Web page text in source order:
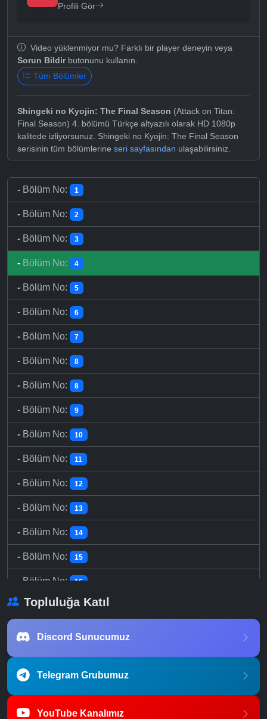
Profili Gör
Video yüklenmiyor mu? Farklı bir player deneyin veya
Sorun Bildirbutonunu kullanın.
Tüm Bölümler
Shingeki no Kyojin: The Final Season (Attack on Titan:
Final Season) 4. bölümü Türkçe altyazılı olarak HD 1080p
kalitede izliyorsunuz. Shingeki no Kyojin: The Final Season
serisinin tüm bölümlerine seri sayfasından ulaşabilirsiniz.
- Bölüm No: 1
- Bölüm No: 2
- Bölüm No: 3
- Bölüm No: 4
- Bölüm No: 5
- Bölüm No: 6
- Bölüm No: 7
- Bölüm No: 8
- Bölüm No: 8
- Bölüm No: 9
- Bölüm No: 10
- Bölüm No: 11
- Bölüm No: 12
- Bölüm No: 13
- Bölüm No: 14
- Bölüm No: 15
Bölüm No: 16
Topluluğa Katıl
Discord Sunucumuz
Telegram Grubumuz
YouTube Kanalımız